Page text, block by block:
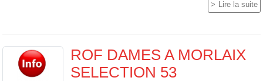
Lire la suite
ROF DAMES A MORLAIX
SELECTION 53